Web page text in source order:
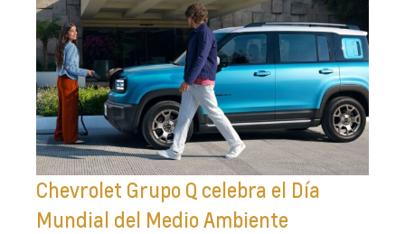
Chevrolet Grupo Q celebra el Día
Mundial del Medio Ambiente